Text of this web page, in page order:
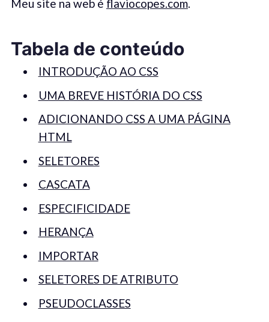
Meu site na web é flaviocopes.com.
Tabela de conteúdo
INTRODUÇÃO AO CSS
UMA BREVE HISTÓRIA DO CSS
ADICIONANDO CSS A UMA PÁGINA
HTML
SELETORES
CASCATA
ESPECIFICIDADE
HERANÇA
IMPORTAR
SELETORES DE ATRIBUTO
PSEUDOCLASSES